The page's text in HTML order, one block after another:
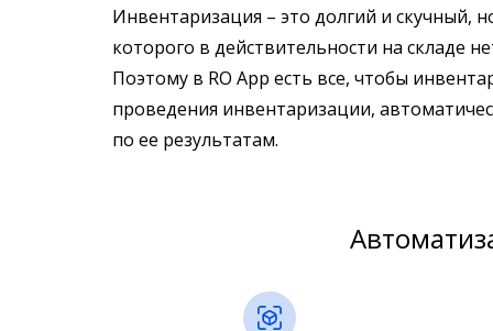
Инвентаризация – это долгий и скучный,
которого в действительности на складе
Поэтому в RO App есть все, чтобы
проведения инвентаризации,
по ее результатам.